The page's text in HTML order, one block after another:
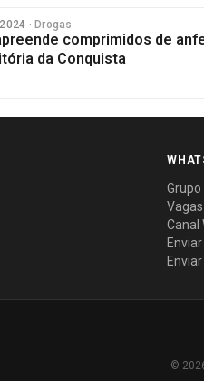
· Drogas
comprimidos de
da Conquista
Canal
©